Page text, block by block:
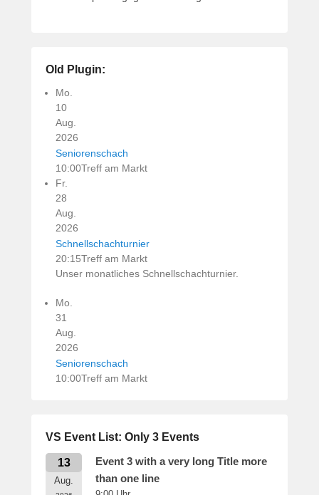
Old Plugin:
Mo.
10
Aug.
2026
Seniorenschach
10:00Treff am Markt
Fr.
28
Aug.
2026
Schnellschachturnier
20:15Treff am Markt
Unser monatliches Schnellschachturnier.
Mo.
31
Aug.
2026
Seniorenschach
10:00Treff am Markt
VS Event List: Only 3 Events
13
Aug.
Event 3 with a very long Title more
than one line